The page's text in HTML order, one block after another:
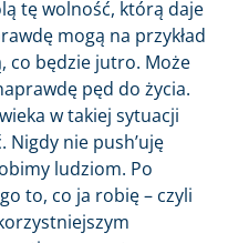
tę wolność, którą daje
mogą na przykład
co będzie jutro. Może
pęd do życia.
w takiej sytuacji
Nigdy nie push’uję
ludziom. Po
to, co ja robię – czyli